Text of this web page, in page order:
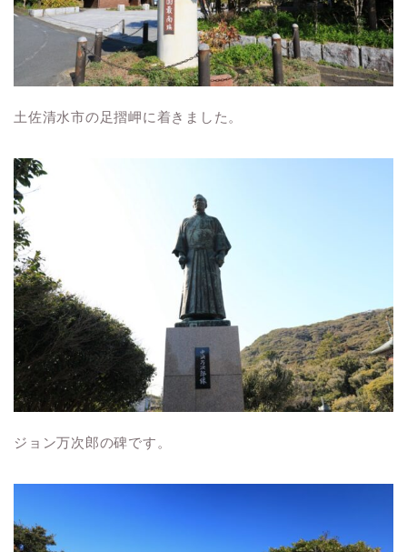
土佐清水市の足摺岬に着きました。
ジョン万次郎の碑です。